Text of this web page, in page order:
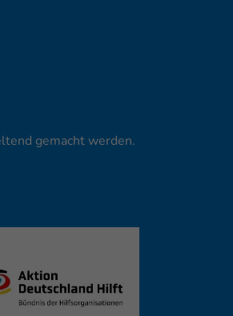
gemacht werden.